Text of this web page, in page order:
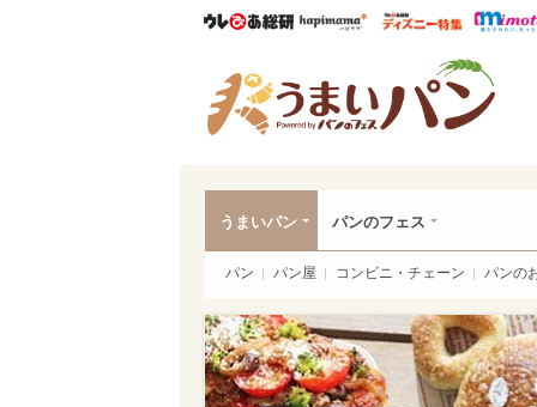
ウレぴあ総研ハピママ*
ウレぴ
うまいパン パンのフェス
パン パン屋 コンビニ・チェーン パンの